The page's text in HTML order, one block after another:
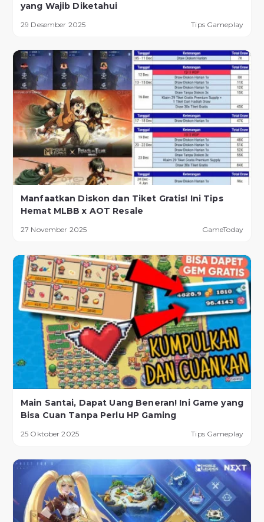
yang Wajib Diketahui
29 Desember 2025 Tips Gameplay
Manfaatkan Diskon dan Tiket Gratis! Ini Tips
Hemat MLBB x AOT Resale
27 November 2025 GameToday
Main Santai, Dapat Uang Beneran! Ini Game yang
Bisa Cuan Tanpa Perlu HP Gaming
25 Oktober 2025 Tips Gameplay